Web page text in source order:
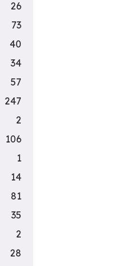
26
73
40
34
57
247
2
106
1
14
81
35
2
28